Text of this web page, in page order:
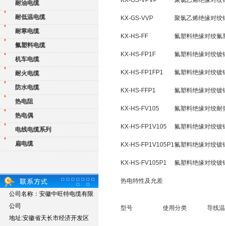
耐油电缆
耐低温电缆
耐寒电缆
氟塑料电缆
机车电缆
耐火电缆
防水电缆
热电阻
热电偶
电线电缆系列
扁电缆
公司名称：安徽中旺特电缆有限
公司
地址:安徽省天长市经济开发区
KX-GS-VVP 聚氯乙烯绝缘对绞
KX-HS-FF 氟塑料绝缘对绞氟
KX-HS-FP1F 氟塑料绝缘对绞镀
KX-HS-FP1FP1 氟塑料绝缘对绞镀
KX-HS-FFP1 氟塑料绝缘对绞镀
KX-HS-FV105 氟塑料绝缘对绞
KX-HS-FP1V105 氟塑料绝缘对绞
KX-HS-FP1V105P1氟塑料绝缘对绞
KX-HS-FV105P1 氟塑料绝缘对绞
热电特性及允差
型号 使用分类 导线